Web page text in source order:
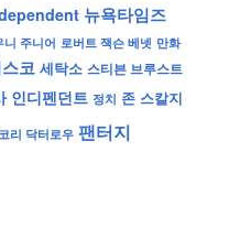
뉴욕타임즈
니 주니어 로버트 잭슨 베넷 만화
코 세탁소 스티븐 브루스트
인디펜던트 정치 존 스칼지
코리 닥터로우 팬터지